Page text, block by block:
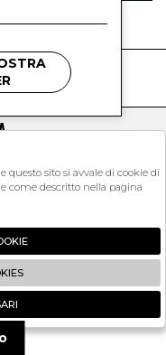
sulla privacy.
kids
by
questo sito si avvale di cookie di
come descritto nella pagina